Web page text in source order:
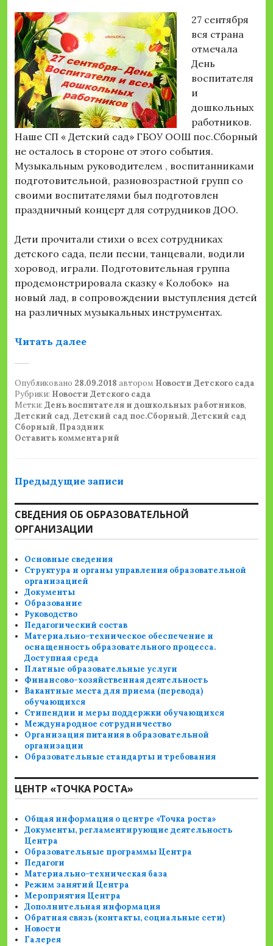
27 сентября
вся страна
отмечала
День
воспитателя
и
дошкольных
работников.
Наше СП « Детский сад» ГБОУ ООШ пос.Сборный
не осталось в стороне от этого события.
Музыкальным руководителем , воспитанниками
подготовительной, разновозрастной групп со
своими воспитателями был подготовлен
праздничный концерт для сотрудников ДОО.
Дети прочитали стихи о всех сотрудниках
детского сада, пели песни, танцевали, водили
хоровод, играли. Подготовительная группа
продемонстрировала сказку « Колобок» на
новый лад, в сопровождении выступления детей
на различных музыкальных инструментах.
Читать далее«День воспитателя и дошкольных
Опубликовано 28.09.2018 автором Новости Детского сада
Рубрики: Новости Детского сада
Метки: День воспитателя и дошкольных работников,
Детский сад, Детский сад пос.Сборный, Детский сад
Сборный, Праздник
Оставить комментарий
Навигация
по
записям
Предыдущие записи
СВЕДЕНИЯ ОБ ОБРАЗОВАТЕЛЬНОЙ
ОРГАНИЗАЦИИ
Основные сведения
Структура и органы управления образовательной
организацией
Документы
Образование
Руководство
Педагогический состав
Материально-техническое обеспечение и
оснащенность образовательного процесса.
Доступная среда
Платные образовательные услуги
Финансово-хозяйственная деятельность
Вакантные места для приема (перевода)
обучающихся
Стипендии и меры поддержки обучающихся
Международное сотрудничество
Организация питания в образовательной
организации
Образовательные стандарты и требования
ЦЕНТР «ТОЧКА РОСТА»
Общая информация о центре «Точка роста»
Документы, регламентирующие деятельность
Центра
Образовательные программы Центра
Педагоги
Материально-техническая база
Режим занятий Центра
Мероприятия Центра
Дополнительная информация
Обратная связь (контакты, социальные сети)
Новости
Галерея